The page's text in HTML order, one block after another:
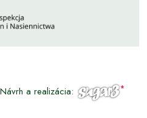
a realizácia: